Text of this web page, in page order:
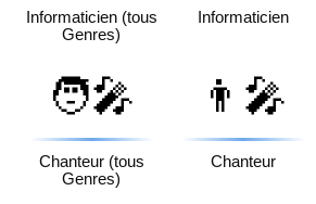
Informaticien (tous
Genres)
Informaticien
🧑‍🎤
Chanteur (tous
Genres)
👨‍🎤
Chanteur